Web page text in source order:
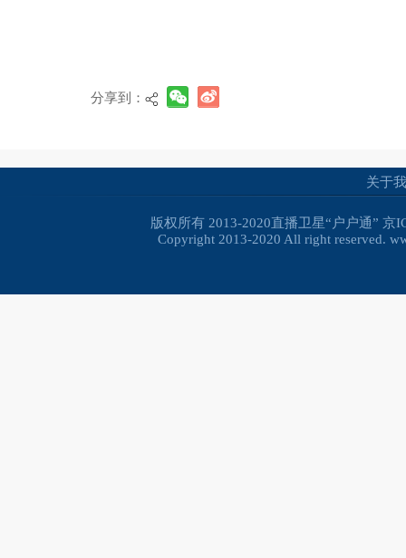
分享到：
关于
版权所有 2013-2020直播卫星“户户通” 京
Copyright 2013-2020 All right reserved.